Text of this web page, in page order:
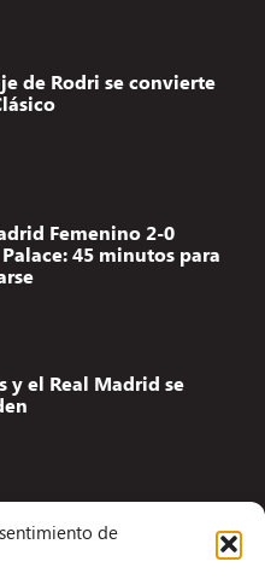
de
de Rodri se convierte
Femenino 2-0
45 minutos para
y el Real Madrid se